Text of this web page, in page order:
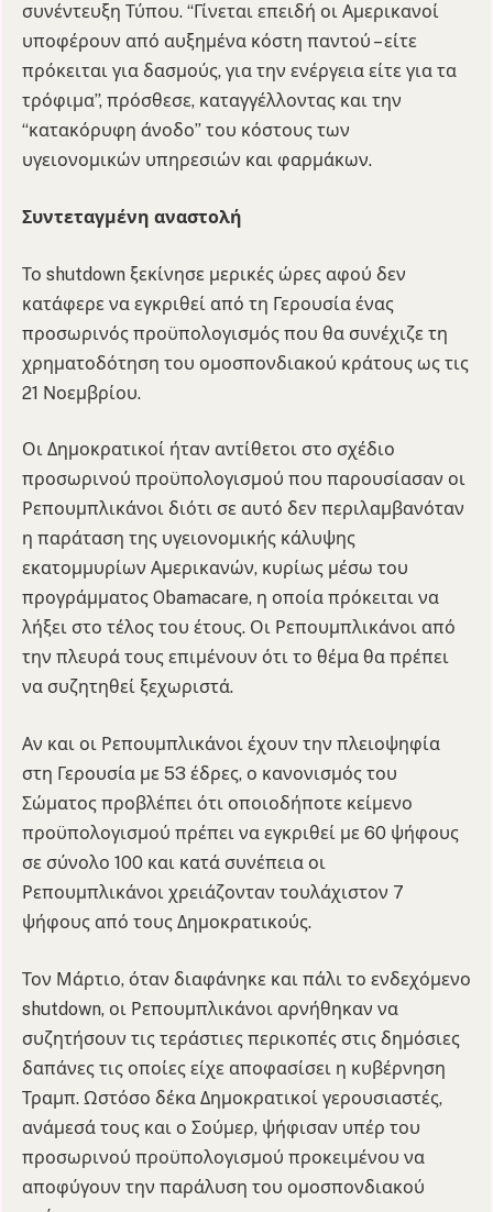
συνέντευξη Τύπου. “Γίνεται επειδή οι Αμερικανοί
υποφέρουν από αυξημένα κόστη παντού – είτε
πρόκειται για δασμούς, για την ενέργεια είτε για τα
τρόφιμα”, πρόσθεσε, καταγγέλλοντας και την
“κατακόρυφη άνοδο” του κόστους των
υγειονομικών υπηρεσιών και φαρμάκων.
Συντεταγμένη αναστολή
Το shutdown ξεκίνησε μερικές ώρες αφού δεν
κατάφερε να εγκριθεί από τη Γερουσία ένας
προσωρινός προϋπολογισμός που θα συνέχιζε τη
χρηματοδότηση του ομοσπονδιακού κράτους ως τις
21 Νοεμβρίου.
Οι Δημοκρατικοί ήταν αντίθετοι στο σχέδιο
προσωρινού προϋπολογισμού που παρουσίασαν οι
Ρεπουμπλικάνοι διότι σε αυτό δεν περιλαμβανόταν
η παράταση της υγειονομικής κάλυψης
εκατομμυρίων Αμερικανών, κυρίως μέσω του
προγράμματος Obamacare, η οποία πρόκειται να
λήξει στο τέλος του έτους. Οι Ρεπουμπλικάνοι από
την πλευρά τους επιμένουν ότι το θέμα θα πρέπει
να συζητηθεί ξεχωριστά.
Αν και οι Ρεπουμπλικάνοι έχουν την πλειοψηφία
στη Γερουσία με 53 έδρες, ο κανονισμός του
Σώματος προβλέπει ότι οποιοδήποτε κείμενο
προϋπολογισμού πρέπει να εγκριθεί με 60 ψήφους
σε σύνολο 100 και κατά συνέπεια οι
Ρεπουμπλικάνοι χρειάζονταν τουλάχιστον 7
ψήφους από τους Δημοκρατικούς.
Τον Μάρτιο, όταν διαφάνηκε και πάλι το ενδεχόμενο
shutdown, οι Ρεπουμπλικάνοι αρνήθηκαν να
συζητήσουν τις τεράστιες περικοπές στις δημόσιες
δαπάνες τις οποίες είχε αποφασίσει η κυβέρνηση
Τραμπ. Ωστόσο δέκα Δημοκρατικοί γερουσιαστές,
ανάμεσά τους και ο Σούμερ, ψήφισαν υπέρ του
προσωρινού προϋπολογισμού προκειμένου να
αποφύγουν την παράλυση του ομοσπονδιακού